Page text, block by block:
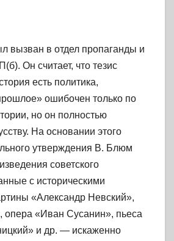
вызван в отдел пропаганды и
Он считает, что тезис
есть политика,
ошибочен только по
но он полностью
На основании этого
утверждения В. Блюм
советского
с историческими
«Александр Невский»,
«Иван Сусанин», пьеса
и др. — искаженно